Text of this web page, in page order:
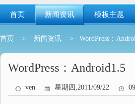
首页 新闻资讯 模板主题
首页 > 新闻资讯 > WordPress：
WordPress：Android1.5
ven 星期四,2011/09/22